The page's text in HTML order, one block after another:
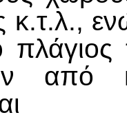
κ.τ.λ.,